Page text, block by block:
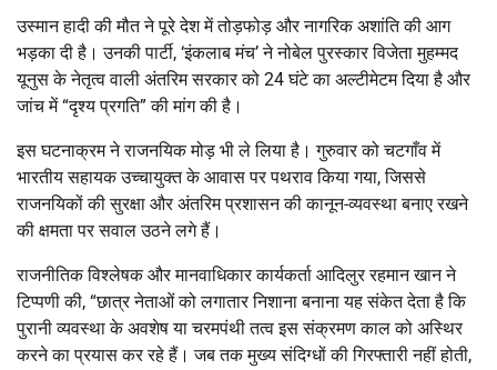
उस्मान हादी की मौत ने पूरे देश में तोड़फोड़ और नागरिक अशांति की आग
भड़का दी है। उनकी पार्टी, ‘इंकलाब मंच’ ने नोबेल पुरस्कार विजेता मुहम्मद
यूनुस के नेतृत्व वाली अंतरिम सरकार को 24 घंटे का अल्टीमेटम दिया है और
जांच में “दृश्य प्रगति” की मांग की है।
इस घटनाक्रम ने राजनयिक मोड़ भी ले लिया है। गुरुवार को चटगाँव में
भारतीय सहायक उच्चायुक्त के आवास पर पथराव किया गया, जिससे
राजनयिकों की सुरक्षा और अंतरिम प्रशासन की कानून-व्यवस्था बनाए रखने
की क्षमता पर सवाल उठने लगे हैं।
राजनीतिक विश्लेषक और मानवाधिकार कार्यकर्ता आदिलुर रहमान खान ने
टिप्पणी की, “छात्र नेताओं को लगातार निशाना बनाना यह संकेत देता है कि
पुरानी व्यवस्था के अवशेष या चरमपंथी तत्व इस संक्रमण काल को अस्थिर
करने का प्रयास कर रहे हैं। जब तक मुख्य संदिग्धों की गिरफ्तारी नहीं होती,